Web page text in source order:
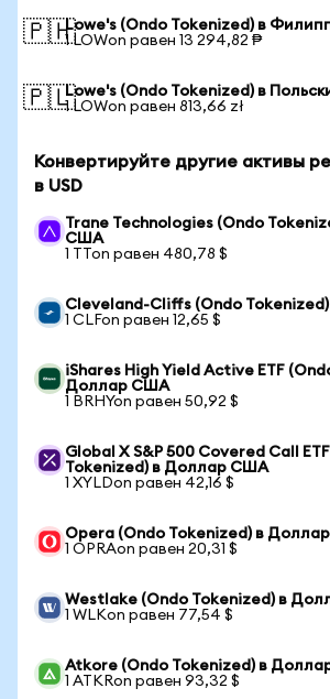
🇵🇭Lowe's (Ondo Tokenized) в
1 LOWon равен 13 294,82 ₱
🇵🇱Lowe's (Ondo Tokenized) в
1 LOWon равен 813,66 zł
Конвертируйте другие активы
в USD
Trane Technologies (Ondo
США
1 TTon равен 480,78 $
Cleveland-Cliffs (Ondo
1 CLFon равен 12,65 $
iShares High Yield Active ETF
Доллар США
1 BRHYon равен 50,92 $
Global X S&P 500 Covered Call
Tokenized) в Доллар США
1 XYLDon равен 42,16 $
Opera (Ondo Tokenized) в
1 OPRAon равен 20,31 $
Westlake (Ondo Tokenized) в
1 WLKon равен 77,54 $
Atkore (Ondo Tokenized) в
1 ATKRon равен 93,32 $